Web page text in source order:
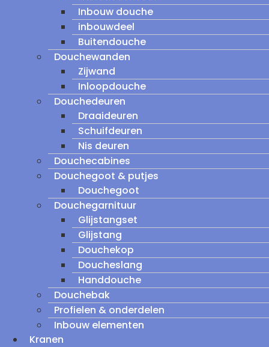
Inbouw douche
inbouwdeel
Buitendouche
Douchewanden
Zijwand
Inloopdouche
Douchedeuren
Draaideuren
Schuifdeuren
Nis deuren
Douchecabines
Douchegoot & putjes
Douchegoot
Douchegarnituur
Glijstangset
Glijstang
Douchekop
Doucheslang
Handdouche
Douchebak
Profielen & onderdelen
Inbouw elementen
Kranen